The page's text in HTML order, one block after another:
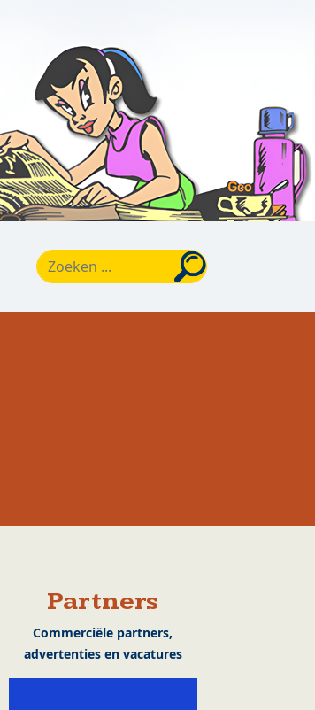
Partners
Commerciële partners,
advertenties en vacatures